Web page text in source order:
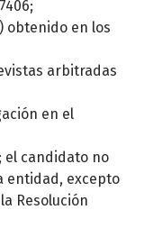
obtenido en los
arbitradas
en el
el candidato no
entidad, excepto
Resolución